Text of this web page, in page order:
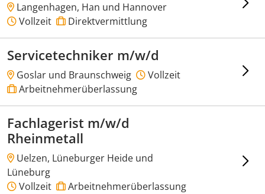
Langenhagen, Han und Hannover
Vollzeit
Direktvermittlung
Servicetechniker m/w/d
Goslar und Braunschweig
Vollzeit
Arbeitnehmerüberlassung
Fachlagerist m/w/d
Rheinmetall
Uelzen, Lüneburger Heide und
Lüneburg
Vollzeit
Arbeitnehmerüberlassung